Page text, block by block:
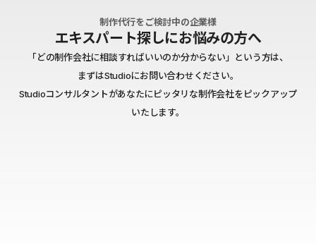
制作代行をご検討中の企業様
エキスパート探しにお悩みの方へ
「どの制作会社に相談すればいいのか分からない」という方は、
まずはStudioにお問い合わせください。
Studioコンサルタントがあなたにピッタリな制作会社をピックアップ
いたします。